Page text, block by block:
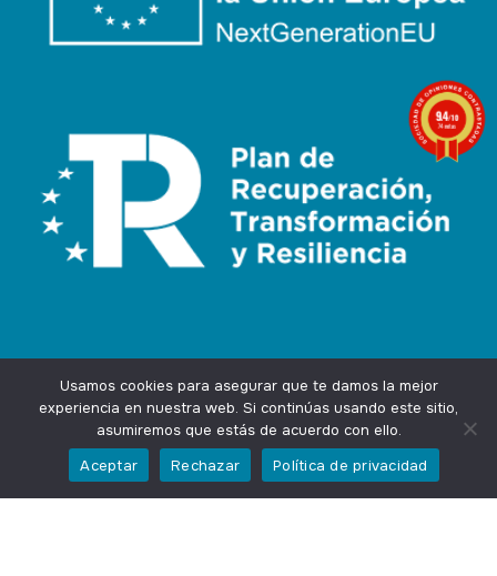
Design byAgencia Marketing OnlineIngenium.Marketing
Privacidad
Usamos cookies para asegurar que te damos la mejor
experiencia en nuestra web. Si continúas usando este sitio,
asumiremos que estás de acuerdo con ello.
Aceptar
Rechazar Política de privacidad
9.4/10
74 notas